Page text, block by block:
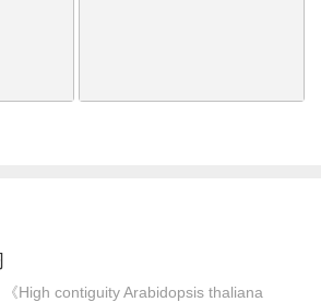
High contiguity Arabidopsis thaliana